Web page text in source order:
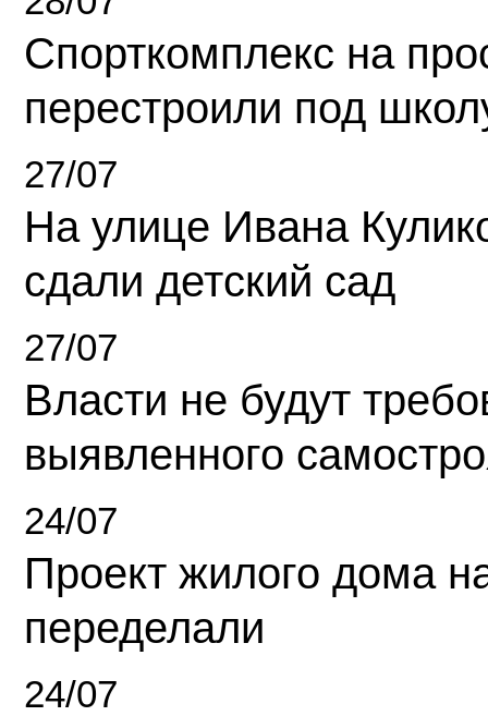
Спорткомплекс на
перестроили под
27/07
На улице Ивана
сдали детский сад
27/07
Власти не будут
выявленного
24/07
Проект жилого дома
переделали
24/07